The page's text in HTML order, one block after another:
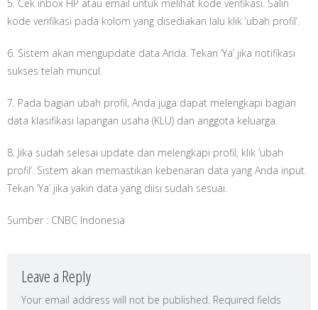
5. Cek inbox HP atau email untuk melihat kode verifikasi. Salin
kode verifikasi pada kolom yang disediakan lalu klik ‘ubah profil’.
6. Sistem akan mengupdate data Anda. Tekan ‘Ya’ jika notifikasi
sukses telah muncul.
7. Pada bagian ubah profil, Anda juga dapat melengkapi bagian
data klasifikasi lapangan usaha (KLU) dan anggota keluarga.
8. Jika sudah selesai update dan melengkapi profil, klik ‘ubah
profil’. Sistem akan memastikan kebenaran data yang Anda input.
Tekan ‘Ya’ jika yakin data yang diisi sudah sesuai.
Sumber : CNBC Indonesia
Leave a Reply
Your email address will not be published. Required fields